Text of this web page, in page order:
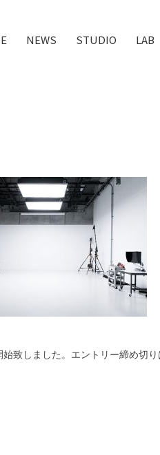
NEWS STUDIO LAB
致しました。エントリー締め切